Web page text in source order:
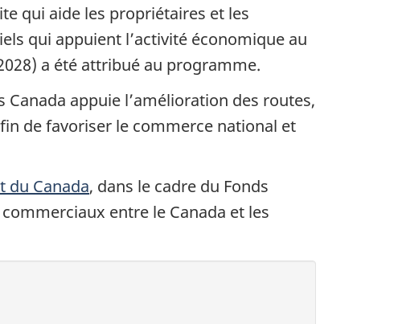
qui aide les propriétaires et les
qui appuient l’activité économique au
a été attribué au programme.
appuie l’amélioration des routes,
de favoriser le commerce national et
du Canada, dans le cadre du Fonds
entre le Canada et les